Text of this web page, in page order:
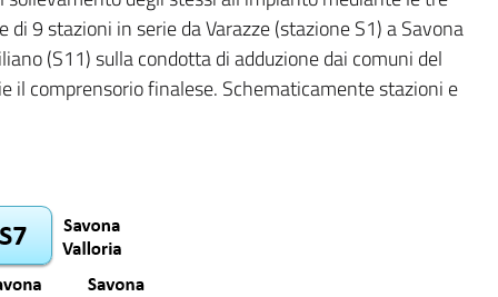
9 stazioni in serie da Varazze (stazione S1) a Savona
(S11) sulla condotta di adduzione dai comuni del
il comprensorio finalese. Schematicamente stazioni e